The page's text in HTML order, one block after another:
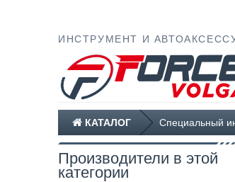
ИНСТРУМЕНТ И
КАТАЛОГ Специальный
Производители в этой
категории